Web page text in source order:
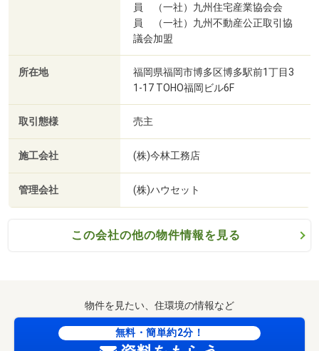
員 （一社）九州住宅産業協会会
員 （一社）九州不動産公正取引協
議会加盟
所在地
福岡県福岡市博多区博多駅前1丁目3
1-17 TOHO福岡ビル6F
取引態様 売主
施工会社 (株)今林工務店
管理会社 (株)ハウセット
この会社の他の物件情報を見る
物件を見たい、住環境の情報など
無料・簡単約2分！